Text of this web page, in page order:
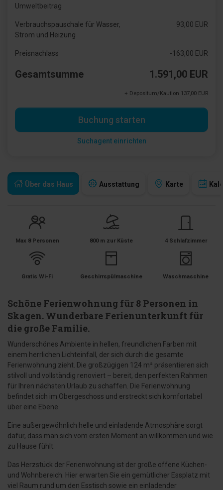
Über das Haus Ausstattung Karte
Max 8 Personen 800 m zur Küste 4 Schlafzimmer
Gratis Wi-Fi Geschirrspülmaschine Waschmaschine
Schöne Ferienwohnung für 8 Personen in
Skagen. Wunderbare Ferienunterkunft für
die große Familie.
Wunderschönes Ambiente in hellen, freundlichen Farben mit
einem herrlichen Lichteinfall, der sich durch die gesamte
Ferienwohnung zieht. Die großzügigen 124 m² präsentieren sich
stilvoll und vollständig renoviert – bereit, den perfekten Rahmen
für Ihren nächsten Urlaub zu schaffen. Die Ferienwohnung
befindet sich im Obergeschoss und erstreckt sich komfortabel
über eine Ebene.
Eine außergewöhnlich helle und einladende Atmosphäre sorgt
dafür, dass man sich vom ersten Moment an willkommen und wie
zu Hause fühlt.
Das Herzstück der Ferienwohnung ist der große offene Küchen-
und Wohnbereich. Hier erwarten Sie ein gemütlicher Essplatz mit
viel Raum rund um den Esstisch sowie ein einladender
Umweltbeitrag
Verbrauchspauschale für Wasser,
Strom und Heizung
93,00 EUR
Preisnachlass -163,00 EUR
Gesamtsumme 1.591,00 EUR
+ Depositum/Kaution 137,00 EUR
Buchung starten
Suchagent einrichten